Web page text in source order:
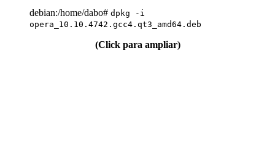
debian:/home/dabo# dpkg -i
opera_10.10.4742.gcc4.qt3_amd64.deb
(Click para ampliar)